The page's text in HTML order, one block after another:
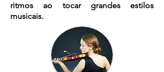
ritmos ao tocar grandes estilos
musicais.